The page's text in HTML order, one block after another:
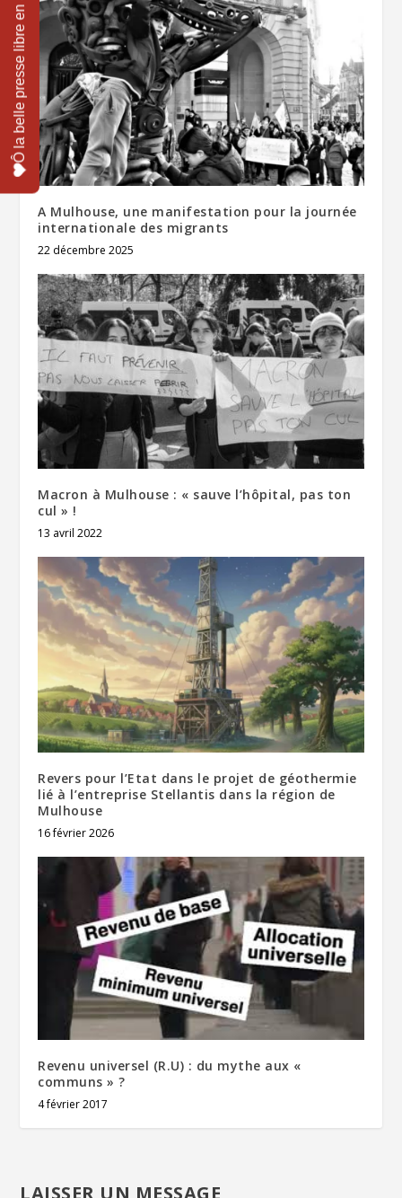
A Mulhouse, une manifestation pour la journée
internationale des migrants
22 décembre 2025
Macron à Mulhouse : « sauve l’hôpital, pas ton
cul » !
13 avril 2022
Revers pour l’Etat dans le projet de géothermie
lié à l’entreprise Stellantis dans la région de
Mulhouse
16 février 2026
Revenu universel (R.U) : du mythe aux «
communs » ?
4 février 2017